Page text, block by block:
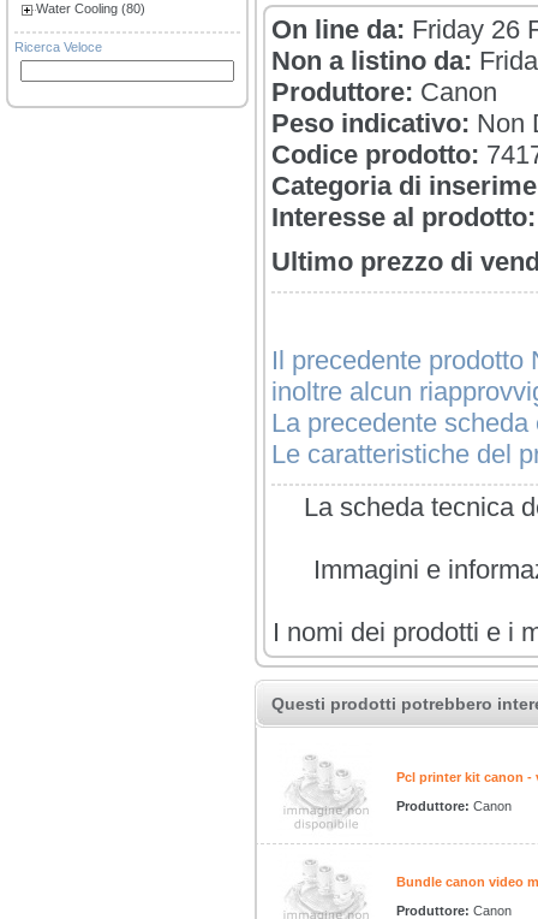
Water Cooling (80)
Ricerca Veloce
On line da: Friday 26
Non a listino da:
Produttore: Canon
Peso indicativo: Non
Codice prodotto:
Categoria di
Interesse al prodotto:
Ultimo prezzo di
Il precedente prodotto
inoltre alcun
La precedente
Le caratteristiche del
La scheda tecnica
Immagini e
I nomi dei prodotti e i
Questi prodotti potrebbero
Pcl printer kit canon -
Produttore: Canon
Bundle canon video
Produttore: Canon